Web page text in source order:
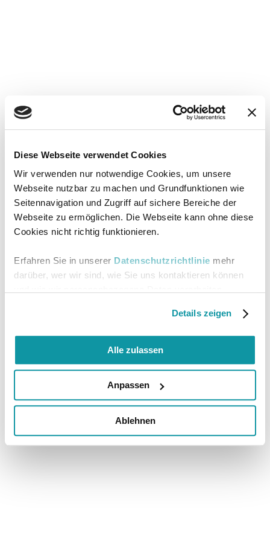
Diese Webseite verwendet Cookies
Wir verwenden nur notwendige Cookies, um unsere
Webseite nutzbar zu machen und Grundfunktionen wie
Seitennavigation und Zugriff auf sichere Bereiche der
Webseite zu ermöglichen. Die Webseite kann ohne diese
Cookies nicht richtig funktionieren.
Erfahren Sie in unserer Datenschutzrichtlinie mehr
darüber, wer wir sind, wie Sie uns kontaktieren können
Details zeigen
Alle zulassen
Anpassen
Ablehnen